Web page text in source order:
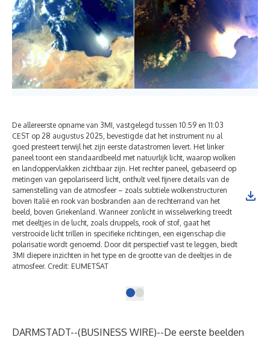
De allereerste opname van 3MI, vastgelegd tussen 10:59 en 11:03
CEST op 28 augustus 2025, bevestigde dat het instrument nu al
goed presteert terwijl het zijn eerste datastromen levert. Het linker
paneel toont een standaardbeeld met natuurlijk licht, waarop wolken
en landoppervlakken zichtbaar zijn. Het rechter paneel, gebaseerd op
metingen van gepolariseerd licht, onthult veel fijnere details van de
samenstelling van de atmosfeer – zoals subtiele wolkenstructuren
boven Italië en rook van bosbranden aan de rechterrand van het
beeld, boven Griekenland. Wanneer zonlicht in wisselwerking treedt
met deeltjes in de lucht, zoals druppels, rook of stof, gaat het
verstrooide licht trillen in specifieke richtingen, een eigenschap die
polarisatie wordt genoemd. Door dit perspectief vast te leggen, biedt
3MI diepere inzichten in het type en de grootte van de deeltjes in de
atmosfeer. Credit: EUMETSAT
DARMSTADT--(BUSINESS WIRE)--De eerste beelden